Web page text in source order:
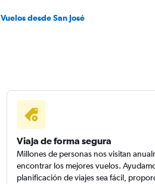
Vuelos desde San José
Viaja de forma segura
Millones de personas nos visitan
encontrar los mejores vuelos.
planificación de viajes sea fácil,